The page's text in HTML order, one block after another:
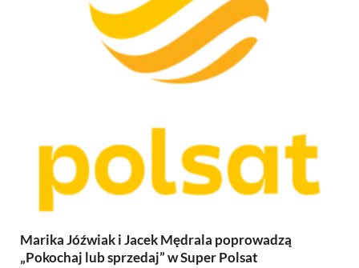
Marika Jóźwiak i Jacek Mędrala poprowadzą
„Pokochaj lub sprzedaj” w Super Polsat